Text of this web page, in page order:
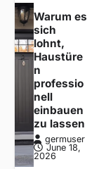
Warum es
sich
lohnt,
Haustüre
n
professio
nell
einbauen
zu lassen
germuser
June 18,
2026